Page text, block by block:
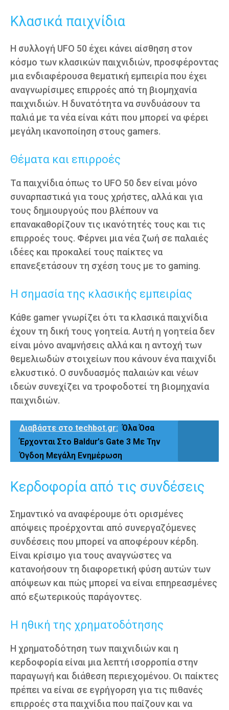
Κλασικά παιχνίδια
Η συλλογή UFO 50 έχει κάνει αίσθηση στον
κόσμο των κλασικών παιχνιδιών, προσφέροντας
μια ενδιαφέρουσα θεματική εμπειρία που έχει
αναγνωρίσιμες επιρροές από τη βιομηχανία
παιχνιδιών. Η δυνατότητα να συνδυάσουν τα
παλιά με τα νέα είναι κάτι που μπορεί να φέρει
μεγάλη ικανοποίηση στους gamers.
Θέματα και επιρροές
Τα παιχνίδια όπως το UFO 50 δεν είναι μόνο
συναρπαστικά για τους χρήστες, αλλά και για
τους δημιουργούς που βλέπουν να
επανακαθορίζουν τις ικανότητές τους και τις
επιρροές τους. Φέρνει μια νέα ζωή σε παλαιές
ιδέες και προκαλεί τους παίκτες να
επανεξετάσουν τη σχέση τους με το gaming.
Η σημασία της κλασικής εμπειρίας
Κάθε gamer γνωρίζει ότι τα κλασικά παιχνίδια
έχουν τη δική τους γοητεία. Αυτή η γοητεία δεν
είναι μόνο αναμνήσεις αλλά και η αντοχή των
θεμελιωδών στοιχείων που κάνουν ένα παιχνίδι
ελκυστικό. Ο συνδυασμός παλαιών και νέων
ιδεών συνεχίζει να τροφοδοτεί τη βιομηχανία
παιχνιδιών.
Διαβάστε στο techbot.gr: Όλα Όσα
Έρχονται Στο Baldur’s Gate 3 Με Την
Όγδοη Μεγάλη Ενημέρωση
Κερδοφορία από τις συνδέσεις
Σημαντικό να αναφέρουμε ότι ορισμένες
απόψεις προέρχονται από συνεργαζόμενες
συνδέσεις που μπορεί να αποφέρουν κέρδη.
Είναι κρίσιμο για τους αναγνώστες να
κατανοήσουν τη διαφορετική φύση αυτών των
απόψεων και πώς μπορεί να είναι επηρεασμένες
από εξωτερικούς παράγοντες.
Η ηθική της χρηματοδότησης
Η χρηματοδότηση των παιχνιδιών και η
κερδοφορία είναι μια λεπτή ισορροπία στην
παραγωγή και διάθεση περιεχομένου. Οι παίκτες
πρέπει να είναι σε εγρήγορση για τις πιθανές
επιρροές στα παιχνίδια που παίζουν και να